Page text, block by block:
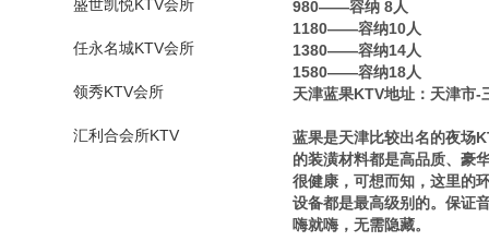
盛世凯悦KTV会所
任永名城KTV会所
领秀KTV会所
汇利合会所KTV
980——容纳 8人
1180——容纳10人
1380——容纳14人
1580——容纳18人
天津蓝果KTV地址：天津市-
蓝果是天津比较出名的夜场
的装潢材料都是高品质、豪
很健康，可想而知，这里的
设备都是最高级别的。保证
嗨就嗨，无需隐藏。